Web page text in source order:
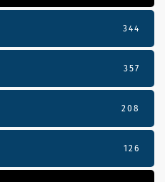
344
357
208
126